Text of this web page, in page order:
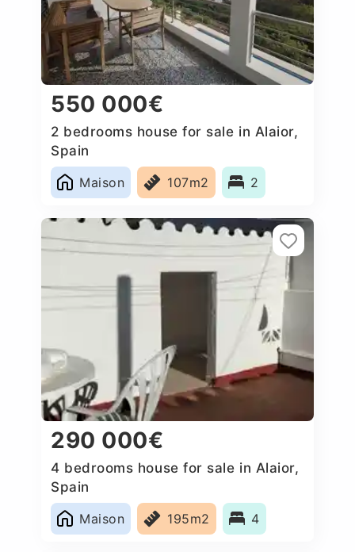
550 000€
2 bedrooms house for sale in Alaior,
Spain
Maison
107m2 2
290 000€
4 bedrooms house for sale in Alaior,
Spain
Maison
195m2 4